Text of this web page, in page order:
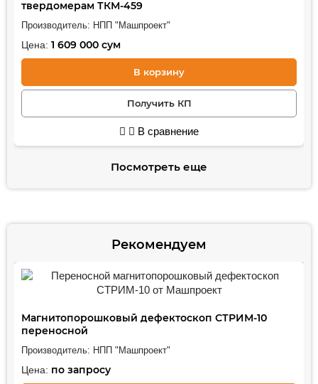
твердомерам ТКМ-459
Производитель: НПП "Машпроект"
Цена: 1 609 000 сум
В корзину
Получить КП
В сравнение
Посмотреть еще
Рекомендуем
Магнитопорошковый дефектоскоп СТРИМ-10
переносной
Производитель: НПП "Машпроект"
Цена: по запросу